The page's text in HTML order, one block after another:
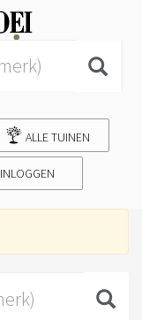
ALLE TUINEN
INLOGGEN